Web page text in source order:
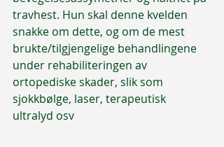
travhest. Hun skal denne kvelden
snakke om dette, og om de mest
brukte/tilgjengelige behandlingene
under rehabiliteringen av
ortopediske skader, slik som
sjokkbølge, laser, terapeutisk
ultralyd osv